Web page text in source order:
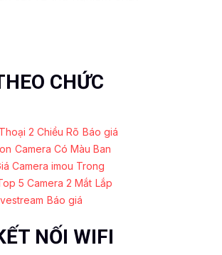
mềm thường xuyên.
có bất kỳ câu hỏi nào
CHỨC
2 Chiều Rõ Báo giá
Camera Có Màu Ban
Camera imou Trong
5 Camera 2 Mắt Lắp
Báo giá
NỐI WIFI